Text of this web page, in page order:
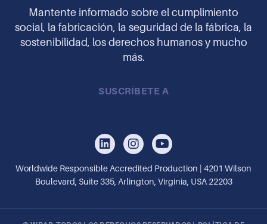
Mantente informado sobre el cumplimiento
social, la fabricación, la seguridad de la fábrica, la
sostenibilidad, los derechos humanos y mucho
más.
SUSCRÍBETE A
Worldwide Responsible Accredited Production | 4201 Wilson
Boulevard, Suite 335, Arlington, Virginia, USA 22203